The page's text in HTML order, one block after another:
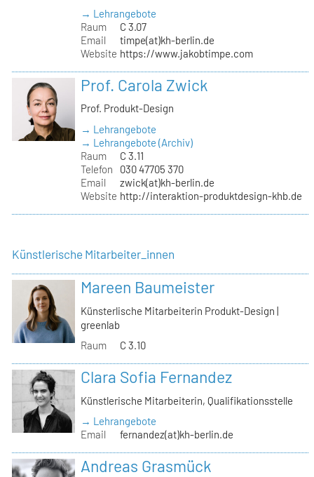
→ Lehrangebote
Raum
C 3.07
Email
timpe(at)kh-berlin.de
Website https://www.jakobtimpe.com
Prof. Carola Zwick
Prof. Produkt-Design
→ Lehrangebote
→ Lehrangebote (Archiv)
Raum
C 3.11
Telefon
030 47705 370
Email
zwick(at)kh-berlin.de
Website http://interaktion-produktdesign-khb.de
Künstlerische Mitarbeiter_innen
Mareen Baumeister
Künsterlische Mitarbeiterin Produkt-Design |
greenlab
Raum
C 3.10
Clara Sofia Fernandez
Künstlerische Mitarbeiterin, Qualifikationsstelle
→ Lehrangebote
Email
fernandez(at)kh-berlin.de
Andreas Grasmück